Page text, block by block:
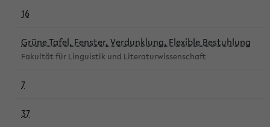
16
Grüne Tafel, Fenster, Verdunklung, Flexible Bestuhlung
Fakultät für Linguistik und Literaturwissenschaft
7
37